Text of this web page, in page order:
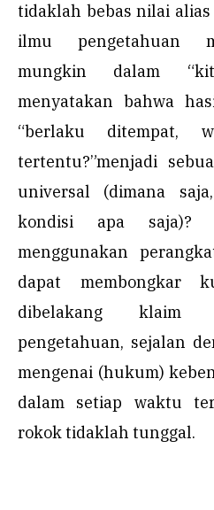
tidaklah bebas nilai
ilmu pengetahuan
mungkin dalam
menyatakan bahwa
“berlaku ditempat,
tertentu?”menjadi
universal (dimana
kondisi apa
menggunakan
dapat membongkar
dibelakang klaim
pengetahuan, sejalan
mengenai (hukum)
dalam setiap waktu
rokok tidaklah tunggal.